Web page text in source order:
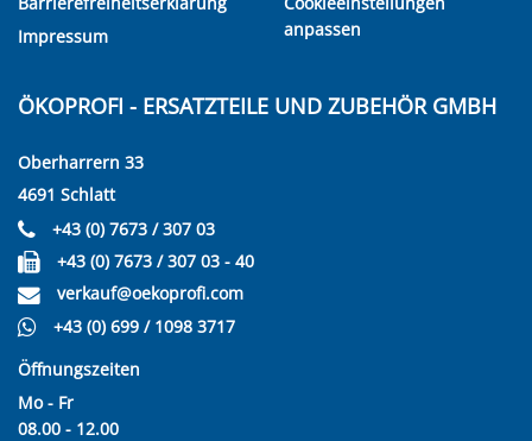
Impressum
anpassen
ÖKOPROFI - ERSATZTEILE UND ZUBEHÖR GMBH
Oberharrern 33
4691 Schlatt
+43 (0) 7673 / 307 03
+43 (0) 7673 / 307 03 - 40
verkauf@oekoprofi.com
+43 (0) 699 / 1098 3717
Öffnungszeiten
Mo - Fr
08.00 - 12.00